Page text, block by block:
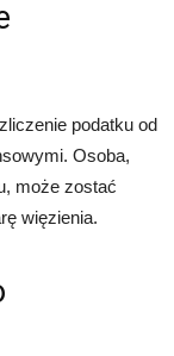
podatku od
Osoba,
może zostać
więzienia.